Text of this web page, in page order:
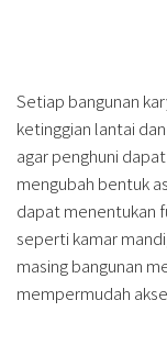
Setiap bangunan
ketinggian lantai
agar penghuni
mengubah bentuk
dapat menentukan
seperti kamar
masing bangunan
mempermudah